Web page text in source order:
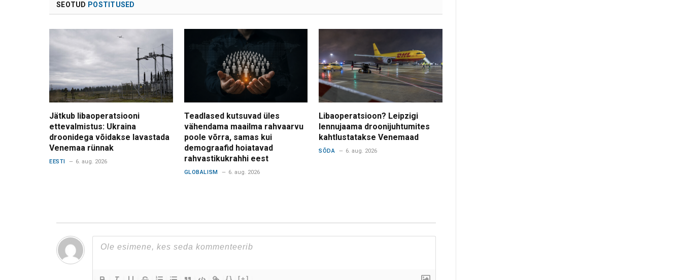
SEOTUD POSTITUSED
Jätkub libaoperatsiooni
ettevalmistus: Ukraina
droonidega võidakse lavastada
Venemaa rünnak
EESTI 6. aug. 2026
Teadlased kutsuvad üles
vähendama maailma rahvaarvu
poole võrra, samas kui
demograafid hoiatavad
rahvastikukrahhi eest
GLOBALISM 6. aug. 2026
Libaoperatsioon? Leipzigi
lennujaama droonijuhtumites
kahtlustatakse Venemaad
SÕDA 6. aug. 2026